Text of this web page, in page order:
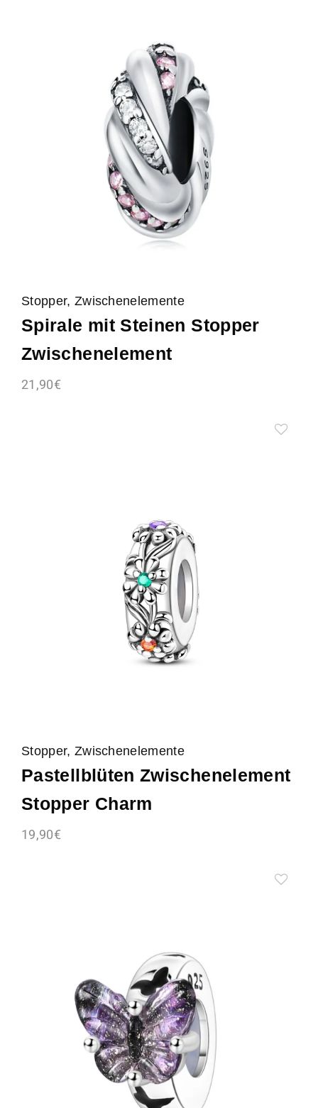
Stopper, Zwischenelemente
Spirale mit Steinen Stopper
Zwischenelement
21,90€
Stopper, Zwischenelemente
Pastellblüten Zwischenelement
Stopper Charm
19,90€